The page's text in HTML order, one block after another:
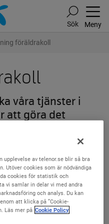
Sök Meny
föräldrakoll
våra tjänster i
att göra det
kan du vara med att
ta fram dessa tjänster eller
av telenor.se blir så bra
Utöver cookies som är nödvändiga
cookies för statistik och
vi samlar in delar vi med andra
och analys. Du kan
att klicka på ”Cookie-
Läs mer på Cookie Policy